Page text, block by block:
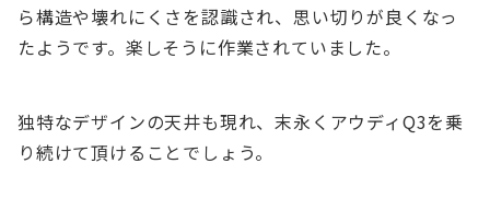
ら構造や壊れにくさを認識され、思い切りが良くなっ
たようです。楽しそうに作業されていました。
独特なデザインの天井も現れ、末永くアウディQ3を乗
り続けて頂けることでしょう。